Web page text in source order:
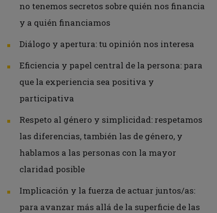
no tenemos secretos sobre quién nos financia
y a quién financiamos
Diálogo y apertura: tu opinión nos interesa
Eficiencia y papel central de la persona: para
que la experiencia sea positiva y
participativa
Respeto al género y simplicidad: respetamos
las diferencias, también las de género, y
hablamos a las personas con la mayor
claridad posible
Implicación y la fuerza de actuar juntos/as:
para avanzar más allá de la superficie de las